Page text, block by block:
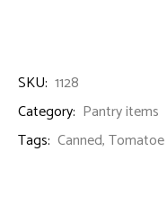
SKU: 1128
Category: Pantry items
Tags: Canned,Tomatoe